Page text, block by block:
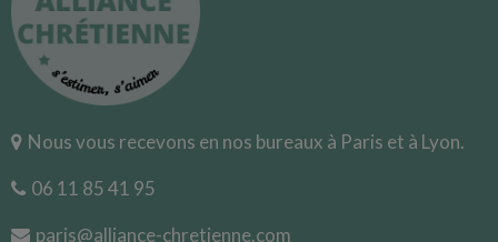
Nous vous recevons en nos bureaux à Paris et à Lyon.
06 11 85 41 95
paris@alliance-chretienne.com